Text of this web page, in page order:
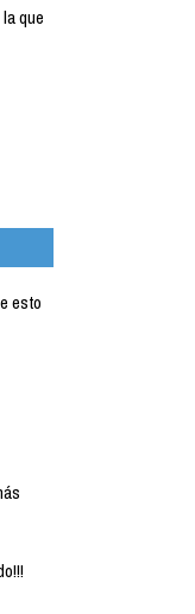
que
esto